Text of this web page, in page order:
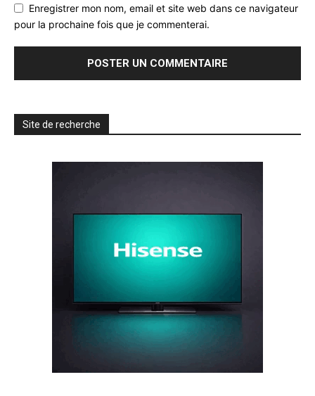
Enregistrer mon nom, email et site web dans ce navigateur
pour la prochaine fois que je commenterai.
Site de recherche